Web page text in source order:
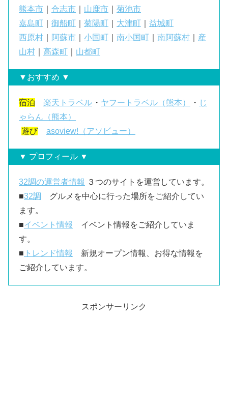
熊本市 合志市 山鹿市
菊池市
嘉島町
御船町 菊陽町 大津町
益城町
西原村
阿蘇市 小国町 南小国町 南阿蘇村
産
山村
高森町 山都町
▼おすすめ ▼
宿泊 楽天トラベル ・ ヤフートラベル（熊本） ・ じ
ゃらん（熊本）
遊び
asoview!（アソビュー）
▼ プロフィール ▼
32調の運営者情報 ３つのサイトを運営しています。
■32調
グルメを中心に行った場所をご紹介してい
ます。
■イベント情報
イベント情報をご紹介していま
す。
■ トレンド情報
新規オープン情報、お得な情報を
ご紹介しています。
スポンサーリンク